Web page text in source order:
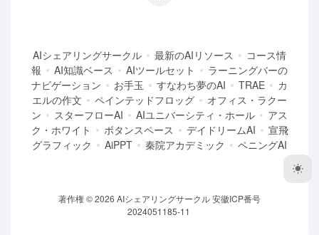
AIシェアリングサークル 最新のAIリソース
コース情
報
AI知識ベース AIツールセット
ラーニングバーの
ナビゲーション
お手玉 すなわち夢のAI TRAE
カ
エルの作文
ペインテッドフロッグ
オフィス・ラクー
ン
スターフローAI AIユニバーシティ・ホール
アス
ク・ホワイト
ボタンスペース デイドリームAI
宣飛
グラフィック
AiPPT 秦院アカデミック ペニングAI
著作権 © 2026 AIシェアリングサークル安徽ICP番号
2024051185-11